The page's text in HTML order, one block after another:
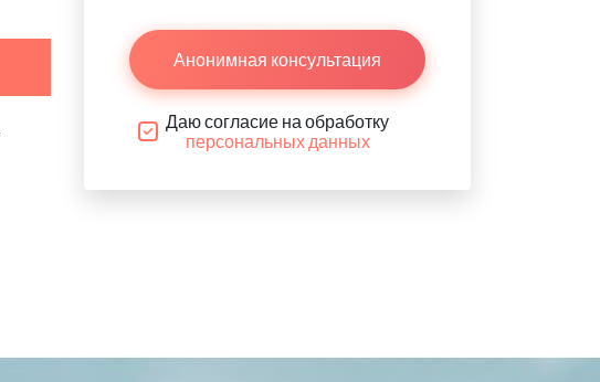
Анонимная консультация
Даю согласие на обработку
персональных данных